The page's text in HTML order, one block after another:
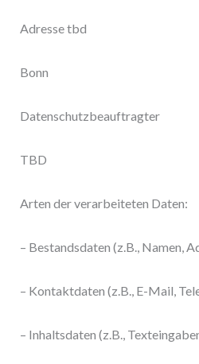
Adresse tbd
Bonn
Datenschutzbeauftragter
TBD
Arten der verarbeiteten Daten:
– Bestandsdaten (z.B., Namen,
– Kontaktdaten (z.B., E-Mail,
– Inhaltsdaten (z.B.,